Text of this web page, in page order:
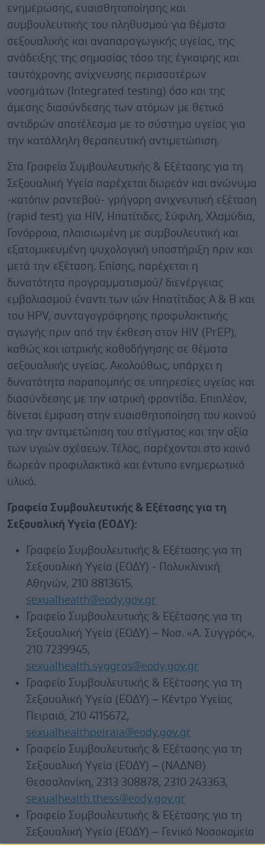
ενημέρωσης, ευαισθητοποίησης και
συμβουλευτικής του πληθυσμού για θέματα
σεξουαλικής και αναπαραγωγικής υγείας, της
ανάδειξης της σημασίας τόσο της έγκαιρης και
ταυτόχρονης ανίχνευσης περισσοτέρων
νοσημάτων (Integrated testing) όσο και της
άμεσης διασύνδεσης των ατόμων με θετικό
αντιδρών αποτέλεσμα με το σύστημα υγείας για
την κατάλληλη θεραπευτική αντιμετώπιση.
Στα Γραφεία Συμβουλευτικής & Εξέτασης για τη
Σεξουαλική Υγεία παρέχεται δωρεάν και ανώνυμα
-κατόπιν ραντεβού- γρήγορη ανιχνευτική εξέταση
(rapid test) για HIV, Ηπατίτιδες, Σύφιλη, Χλαμύδια,
Γονόρροια, πλαισιωμένη με συμβουλευτική και
εξατομικευμένη ψυχολογική υποστήριξη πριν και
μετά την εξέταση. Επίσης, παρέχεται η
δυνατότητα προγραμματισμού/ διενέργειας
εμβολιασμού έναντι των ιών Ηπατίτιδας Α & Β και
του HPV, συνταγογράφησης προφυλακτικής
αγωγής πριν από την έκθεση στον HIV (PrEP),
καθώς και ιατρικής καθοδήγησης σε θέματα
σεξουαλικής υγείας. Ακολούθως, υπάρχει η
δυνατότητα παραπομπής σε υπηρεσίες υγείας και
διασύνδεσης με την ιατρική φροντίδα. Επιπλέον,
δίνεται έμφαση στην ευαισθητοποίηση του κοινού
για την αντιμετώπιση του στίγματος και την αξία
των υγιών σχέσεων. Τέλος, παρέχονται στο κοινό
δωρεάν προφυλακτικά και έντυπο ενημερωτικό
υλικό.
Γραφεία Συμβουλευτικής & Εξέτασης για τη
Σεξουαλική Υγεία (ΕΟΔΥ):
Γραφείο Συμβουλευτικής & Εξέτασης για τη
Σεξουαλική Υγεία (ΕΟΔΥ) - Πολυκλινική
Αθηνών, 210 8813615,
sexualhealth@eody.gov.gr
Γραφείο Συμβουλευτικής & Εξέτασης για τη
Σεξουαλική Υγεία (ΕΟΔΥ) – Νοσ. «Α. Συγγρός»,
210 7239945,
sexualhealth.syggros@eody.gov.gr
Γραφείο Συμβουλευτικής & Εξέτασης για τη
Σεξουαλική Υγεία (ΕΟΔΥ) – Κέντρο Υγείας
Πειραιά, 210 4115672,
sexualhealthpeiraia@eody.gov.gr
Γραφείο Συμβουλευτικής & Εξέτασης για τη
Σεξουαλική Υγεία (ΕΟΔΥ) – (ΝΑΔΝΘ)
Θεσσαλονίκη, 2313 308878, 2310 243363,
sexualhealth.thess@eody.gov.gr
Γραφείο Συμβουλευτικής & Εξέτασης για τη
Σεξουαλική Υγεία (ΕΟΔΥ) – Γενικό Νοσοκομείο